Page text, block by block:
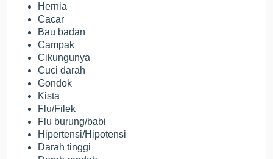
Hernia
Cacar
Bau badan
Campak
Cikungunya
Cuci darah
Gondok
Kista
Flu/Filek
Flu burung/babi
Hipertensi/Hipotensi
Darah tinggi